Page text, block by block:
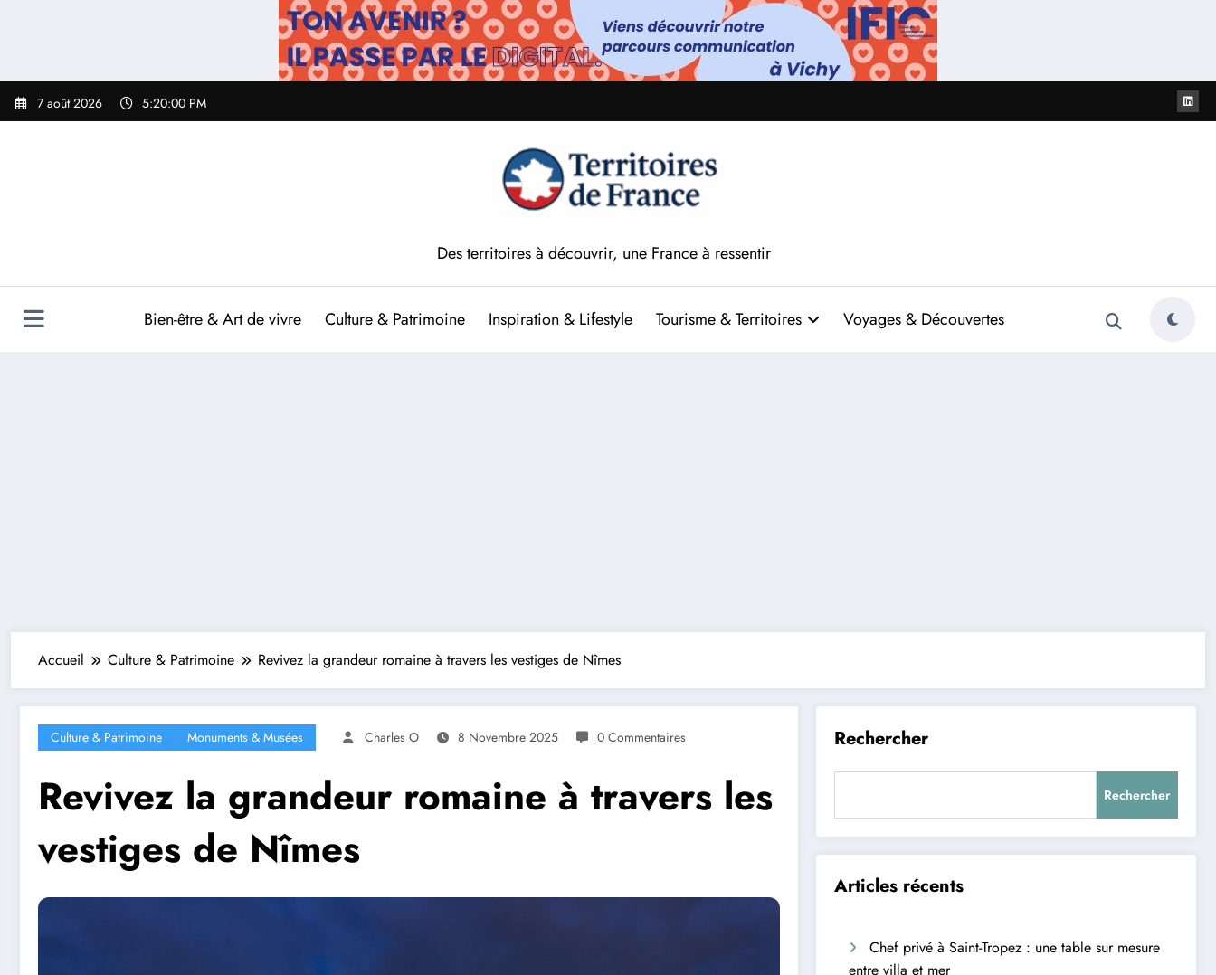
7 août 2026 5:20:01 PM
Des territoires à découvrir, une France à ressentir
Bien-être & Art de vivre Culture & Patrimoine Inspiration & Lifestyle Tourisme & Territoires Voyages & Découvertes
Accueil Culture & Patrimoine Revivez la grandeur romaine à travers les vestiges de Nîmes
Culture & Patrimoine Monuments & Musées Charles O 8 Novembre 2025 0 Commentaires
Revivez la grandeur romaine à travers les
vestiges de Nîmes
Rechercher
Rechercher
Articles récents
Chef privé à Saint-Tropez : une table sur mesure
entre villa et mer